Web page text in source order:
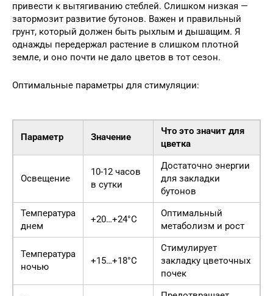
привести к вытягиванию стеблей. Слишком низкая —
затормозит развитие бутонов. Важен и правильный
грунт, который должен быть рыхлым и дышащим. Я
однажды передержал растение в слишком плотной
земле, и оно почти не дало цветов в тот сезон.
Оптимальные параметры для стимуляции:
Параметр Значение
Что это значит для
цветка
Освещение
10-12 часов
в сутки
Достаточно энергии
для закладки
бутонов
Температура
днем
+20…+24°C
Оптимальный
метаболизм и рост
Температура
ночью
+15…+18°C
Стимулирует
закладку цветочных
почек